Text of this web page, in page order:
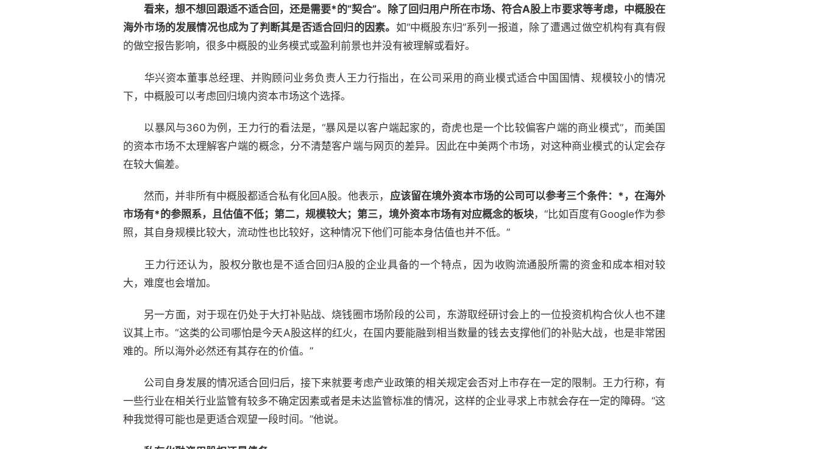
看来，想不想回跟适不适合回，还是需要*的“契合”。除了回归用户所在市场、符合A股上市要求等考虑，中概股在
海外市场的发展情况也成为了判断其是否适合回归的因素。 如“中概股东归”系列一报道，除了遭遇过做空机构有真有假
的做空报告影响，很多中概股的业务模式或盈利前景也并没有被理解或看好。
华兴资本董事总经理、并购顾问业务负责人王力行指出，在公司采用的商业模式适合中国国情、规模较小的情况
下，中概股可以考虑回归境内资本市场这个选择。
以暴风与360为例，王力行的看法是，“暴风是以客户端起家的，奇虎也是一个比较偏客户端的商业模式”，而美国
的资本市场不太理解客户端的概念，分不清楚客户端与网页的差异。因此在中美两个市场，对这种商业模式的认定会存
在较大偏差。
然而，并非所有中概股都适合私有化回A股。他表示， 应该留在境外资本市场的公司可以参考三个条件：*，在海外
市场有*的参照系，且估值不低；第二，规模较大；第三，境外资本市场有对应概念的板块，“比如百度有Google作为参
照，其自身规模比较大，流动性也比较好，这种情况下他们可能本身估值也并不低。”
王力行还认为，股权分散也是不适合回归A股的企业具备的一个特点，因为收购流通股所需的资金和成本相对较
大，难度也会增加。
另一方面，对于现在仍处于大打补贴战、烧钱圈市场阶段的公司，东游取经研讨会上的一位投资机构合伙人也不建
议其上市。“这类的公司哪怕是今天A股这样的红火，在国内要能融到相当数量的钱去支撑他们的补贴大战，也是非常困
难的。所以海外必然还有其存在的价值。”
公司自身发展的情况适合回归后，接下来就要考虑产业政策的相关规定会否对上市存在一定的限制。王力行称，有
一些行业在相关行业监管有较多不确定因素或者是未达监管标准的情况，这样的企业寻求上市就会存在一定的障碍。“这
种我觉得可能也是更适合观望一段时间。”他说。